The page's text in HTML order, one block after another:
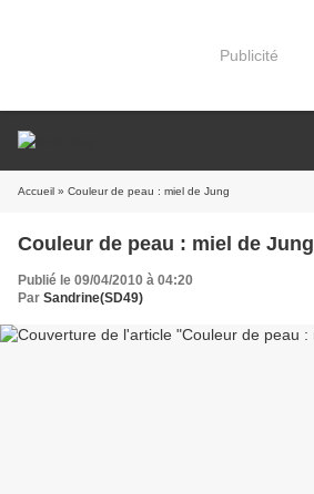
Publicité
Accueil » Couleur de peau : miel de Jung
Couleur de peau : miel de Jung
Publié le 09/04/2010 à 04:20
Par Sandrine(SD49)